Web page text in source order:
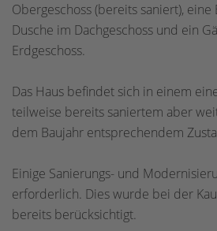
Obergeschoss (bereits saniert),
Dusche im Dachgeschoss und ein
Erdgeschoss.
Das Haus befindet sich in einem
teilweise bereits saniertem aber
dem Baujahr entsprechendem
Einige Sanierungs- und
erforderlich. Dies wurde bei der
bereits berücksichtigt.